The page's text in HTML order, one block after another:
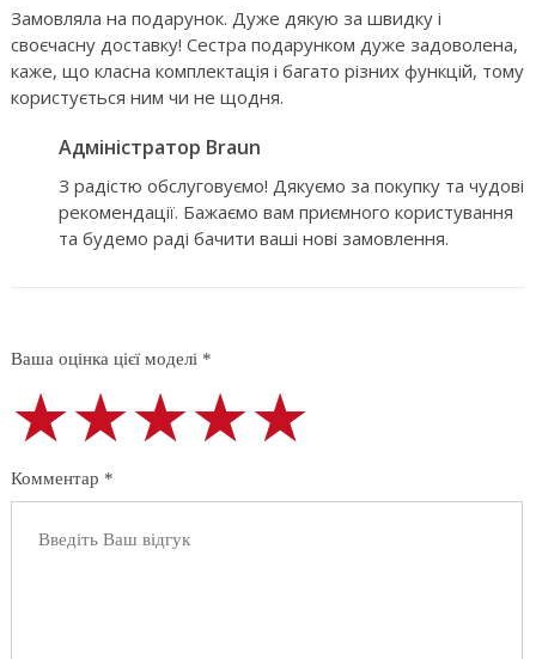
Замовляла на подарунок. Дуже дякую за швидку і
своєчасну доставку! Сестра подарунком дуже задоволена,
каже, що класна комплектація і багато різних функцій, тому
користується ним чи не щодня.
Адміністратор Braun
З радістю обслуговуємо! Дякуємо за покупку та чудові
рекомендації. Бажаємо вам приємного користування
та будемо раді бачити ваші нові замовлення.
Ваша оцінка цієї моделі *
★★★★★
★★★★★
★★★★★
Комментар *